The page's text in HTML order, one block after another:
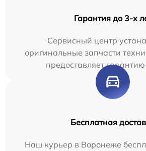
Гарантия до 3-х
Сервисный центр
оригинальные запчасти
предоставляет гарантию
Бесплатная
Наш курьер в Воронеже